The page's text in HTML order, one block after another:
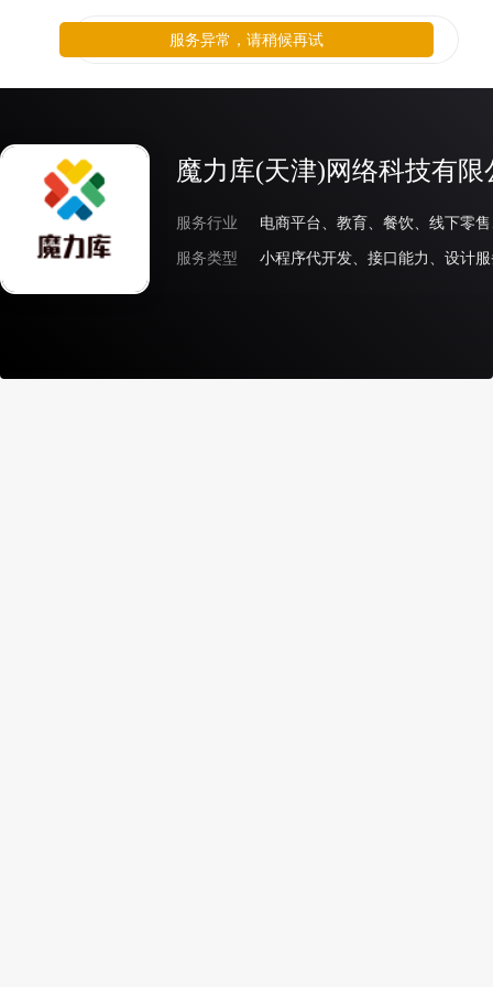
魔力库(天津)网络科技有限
服务行业
服务类型
小程序代开发、接口能力、设计
服务异常，请稍候再试